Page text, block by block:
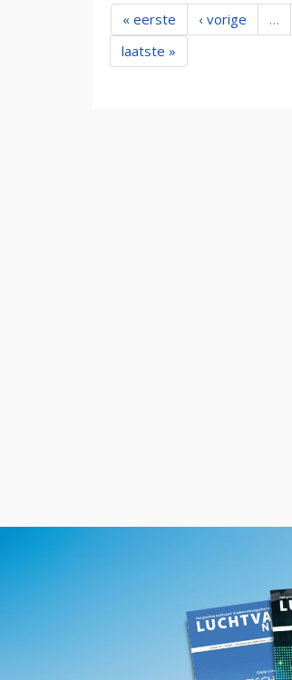
« eerste ‹ vorige …
laatste »